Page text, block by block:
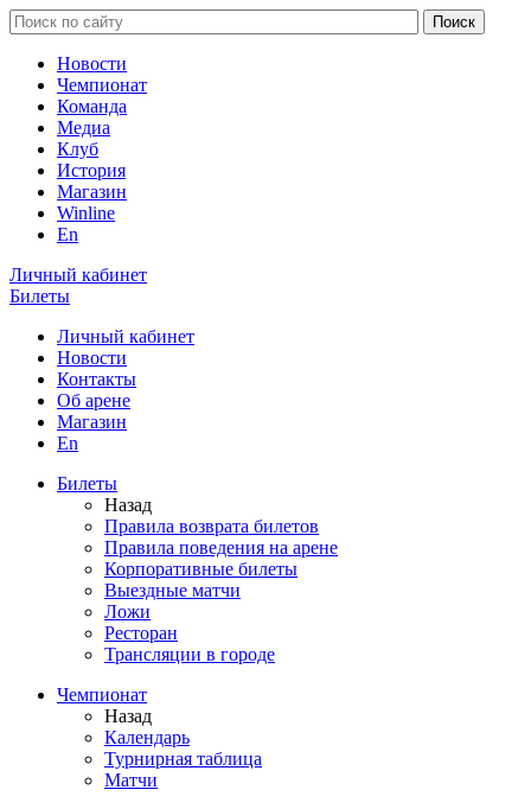
Новости
Чемпионат
Команда
Медиа
Клуб
История
Магазин
Winline
En
Личный кабинет
Билеты
Личный кабинет
Новости
Контакты
Об арене
Магазин
En
Билеты
Назад
Правила возврата билетов
Правила поведения на арене
Корпоративные билеты
Выездные матчи
Ложи
Ресторан
Трансляции в городе
Чемпионат
Назад
Календарь
Турнирная таблица
Матчи